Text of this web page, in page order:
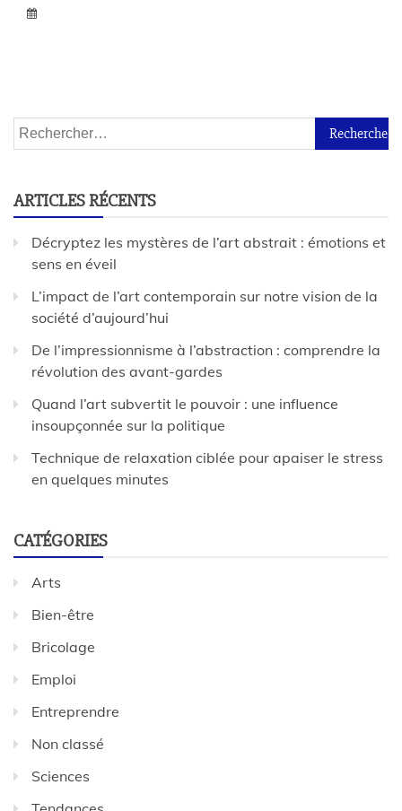
ARTICLES RÉCENTS
Décryptez les mystères de l’art abstrait : émotions et
sens en éveil
L’impact de l’art contemporain sur notre vision de la
société d’aujourd’hui
De l’impressionnisme à l’abstraction : comprendre la
révolution des avant-gardes
Quand l’art subvertit le pouvoir : une influence
insoupçonnée sur la politique
Technique de relaxation ciblée pour apaiser le stress
en quelques minutes
CATÉGORIES
Arts
Bien-être
Bricolage
Emploi
Entreprendre
Non classé
Sciences